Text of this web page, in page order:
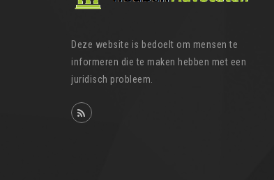
Deze website is bedoelt om mensen te
informeren die te maken hebben met een
juridisch probleem.